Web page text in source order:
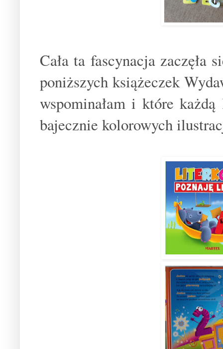
Cała ta fascynacja
poniższych książeczek
wspominałam i które
bajecznie kolorowych